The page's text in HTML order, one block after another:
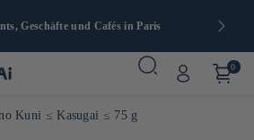
0
Kuni ≤ Kasugai ≤ 75 g